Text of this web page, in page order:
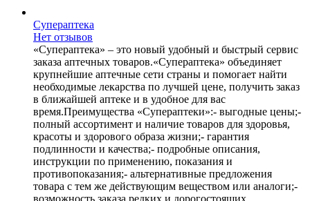
Супераптека
Нет отзывов
«Супераптека» – это новый удобный и быстрый сервис
заказа аптечных товаров.«Супераптека» объединяет
крупнейшие аптечные сети страны и помогает найти
необходимые лекарства по лучшей цене, получить заказ
в ближайшей аптеке и в удобное для вас
время.Преимущества «Супераптеки»:- выгодные цены;-
полный ассортимент и наличие товаров для здоровья,
красоты и здорового образа жизни;- гарантия
подлинности и качества;- подробные описания,
инструкции по применению, показания и
противопоказания;- альтернативные предложения
товара с тем же действующим веществом или аналоги;-
возможность заказа редких и дорогостоящих